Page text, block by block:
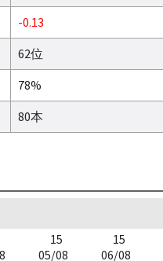
-0.13
62位
78%
80本
15
05/08
15
06/08